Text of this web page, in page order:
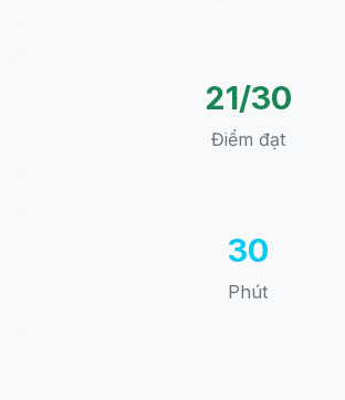
21/30
Điểm đạt
30
Phút